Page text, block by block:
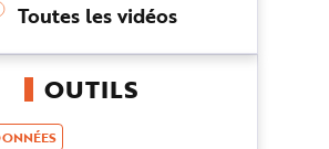
Il présente également des
Toutes les vidéos
OUTILS